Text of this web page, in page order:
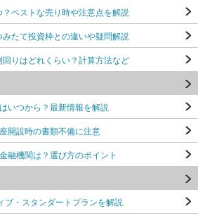
ベストな売り時や注意点を解説
たて投資枠との違いや疑問解説
りはどれくらい？計算方法など
いつから？最新情報を解説
開設時の書類不備に注意
融機関は？選び方のポイント
ブ・スタンダートプランを解説